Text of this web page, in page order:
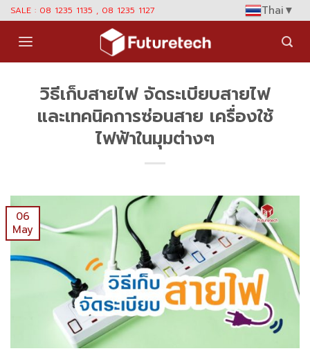
Skip
content
SALE : 08 1235 1135 , 08 1235 1127 Thai▼
วิธีเก็บสายไฟ จัดระเบียบสายไฟ
และเทคนิคการซ่อนสาย เครื่องใช้
ไฟฟ้าในมุมต่างๆ
06
May